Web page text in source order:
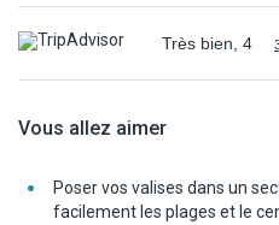
Très bien, 4
Vous allez aimer
Poser vos valises dans un
facilement les plages et le